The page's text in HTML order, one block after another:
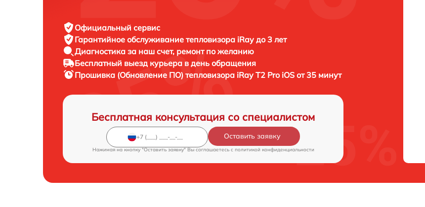
Официальный сервис
Гарантийное обслуживание тепловизора iRay до 3 лет
Диагностика за наш счет, ремонт по желанию
Бесплатный выезд курьера в день обращения
Прошивка (Обновление ПО) тепловизора iRay T2 Pro iOS от 35 минут
Бесплатная консультация со специалистом
Оставить заявку
Нажимая на кнопку "Оставить заявку" Вы соглашаетесь c политикой конфиденциальности